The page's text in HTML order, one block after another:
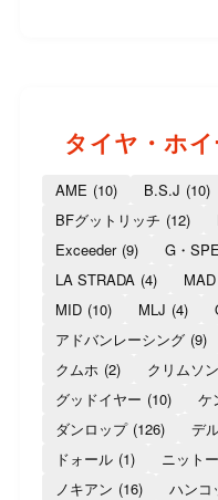
タイヤ・ホ
AME (10) B.S.J (10)
BFグットリッチ (12)
Exceeder (9) G・
LA STRADA (4)
MID (10) MLJ (4)
アドバンレーシング (9)
クムホ (2) クリムソン
グッドイヤー (10) ケ
ダンロップ (126) デ
ドォール (1) ニットー
ノキアン (16) ハンコ